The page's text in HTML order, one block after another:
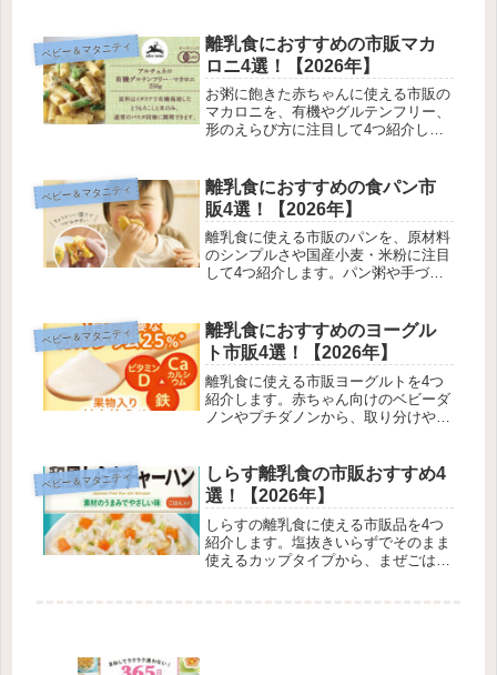
ベビー＆マタニティ
離乳食におすすめの市販マカ
ロニ4選！【2026年】
お粥に飽きた赤ちゃんに使える市販の
マカロニを、有機やグルテンフリー、
形のえらび方に注目して4つ紹介しま
ベビー＆マタニティ
離乳食におすすめの食パン市
販4選！【2026年】
離乳食に使える市販のパンを、原材料
のシンプルさや国産小麦・米粉に注目
して4つ紹介します。パン粥や手づか
ベビー＆マタニティ
離乳食におすすめのヨーグル
ト市販4選！【2026年】
離乳食に使える市販ヨーグルトを4つ
紹介します。赤ちゃん向けのベビーダ
ノンやプチダノンから、取り分けやす
ベビー＆マタニティ
しらす離乳食の市販おすすめ4
選！【2026年】
しらすの離乳食に使える市販品を4つ
紹介します。塩抜きいらずでそのまま
使えるカップタイプから、まぜごはん